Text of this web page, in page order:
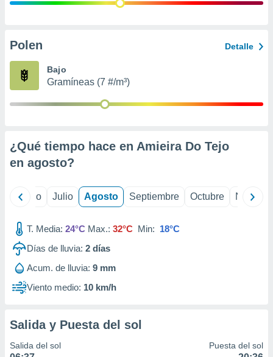
e
publicidad
Polen Detalle
Bajo
Gramíneas (7 #/m³)
¿Qué tiempo hace en Amieira Do Tejo
en agosto?
Junio Julio Agosto Septiembre Octubre
T. Media: 24°C Max.: 32°C Min: 18°C
Días de lluvia: 2 días
Acum. de lluvia: 9 mm
Viento medio: 10 km/h
Salida y Puesta del sol
Salida del sol Puesta del sol